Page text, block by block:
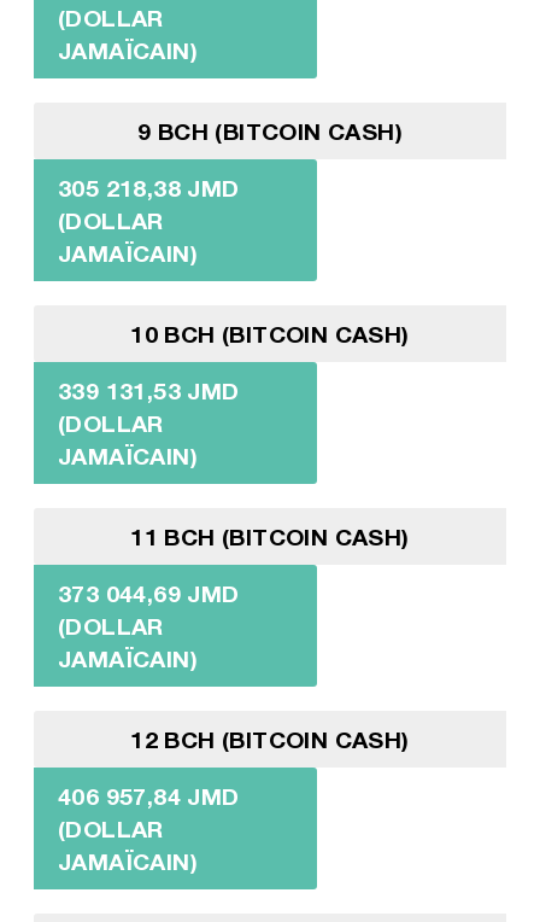
(DOLLAR
JAMAÏCAIN)
9 BCH (BITCOIN CASH)
305 218,38 JMD
(DOLLAR
JAMAÏCAIN)
10 BCH (BITCOIN CASH)
339 131,53 JMD
(DOLLAR
JAMAÏCAIN)
11 BCH (BITCOIN CASH)
373 044,69 JMD
(DOLLAR
JAMAÏCAIN)
12 BCH (BITCOIN CASH)
406 957,84 JMD
(DOLLAR
JAMAÏCAIN)